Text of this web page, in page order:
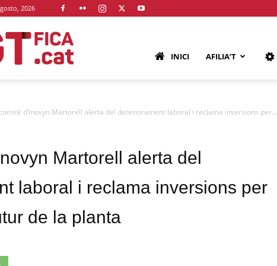
2026
FICA
INICI AFILIA’T
d’Inovyn Martorell alerta del deteriorament laboral i reclama inversions per...
Martorell alerta del
laboral i reclama inversions per
de la planta